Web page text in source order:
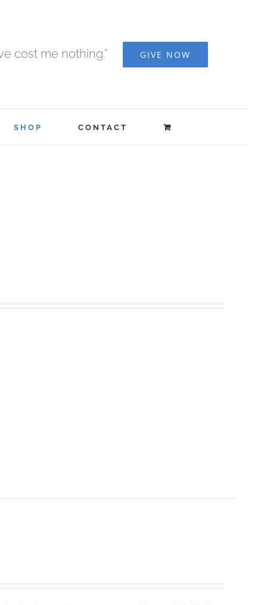
cost me nothing.” GIVE NOW
SHOP CONTACT